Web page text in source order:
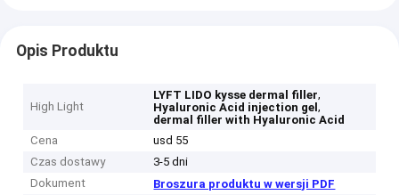
Opis Produktu
High Light
LYFT LIDO kysse dermal filler,
Hyaluronic Acid injection gel,
dermal filler with Hyaluronic Acid
Cena
usd 55
Czas dostawy
3-5 dni
Dokument
Broszura produktu w wersji PDF